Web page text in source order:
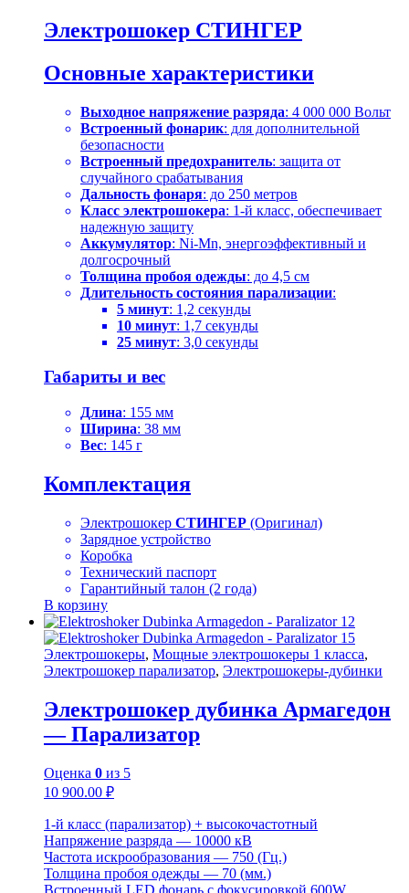
Электрошокер СТИНГЕР
Основные характеристики
Выходное напряжение разряда: 4 000 000 Вольт
Встроенный фонарик: для дополнительной
безопасности
Встроенный предохранитель: защита от
случайного срабатывания
Дальность фонаря: до 250 метров
Класс электрошокера: 1-й класс, обеспечивает
надежную защиту
Аккумулятор: Ni-Mn, энергоэффективный и
долгосрочный
Толщина пробоя одежды: до 4,5 см
Длительность состояния парализации:
5 минут: 1,2 секунды
10 минут: 1,7 секунды
25 минут: 3,0 секунды
Габариты и вес
Длина: 155 мм
Ширина: 38 мм
Вес: 145 г
Комплектация
Электрошокер СТИНГЕР (Оригинал)
Зарядное устройство
Коробка
Технический паспорт
Гарантийный талон (2 года)
В корзину
Электрошокеры, Мощные электрошокеры 1 класса,
Электрошокер парализатор, Электрошокеры-дубинки
Электрошокер дубинка Армагедон
— Парализатор
Оценка 0 из 5
10 900.00 ₽
1-й класс (парализатор) + высокочастотный
Напряжение разряда — 10000 кВ
Частота искрообразования — 750 (Гц.)
Толщина пробоя одежды — 70 (мм.)
Встроенный LED фонарь с фокусировкой 600W